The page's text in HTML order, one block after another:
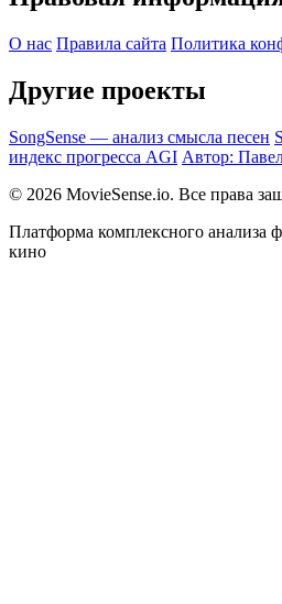
О нас Правила сайта Политика
Другие проекты
SongSense — анализ смысла песен
индекс прогресса AGI Автор:
© 2026 MovieSense.io. Все права
Платформа комплексного анализа
кино